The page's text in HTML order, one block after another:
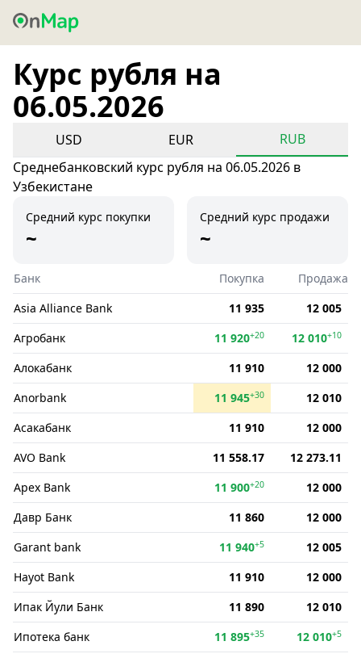
Курс рубля на
06.05.2026
USD EUR
RUB
Среднебанковский курс рубля на 06.05.2026 в
Узбекистане
Средний курс покупки
~
Средний курс продажи
~
Банк Покупка
Продажа
Asia Alliance Bank
11 935
12 005
Агробанк
11 920+20 12 010+10
Алокабанк 11 910
12 000
Anorbank
11 945+30
12 010
Асакабанк
11 910
12 000
AVO Bank
11 558.17
12 273.11
Apex Bank
11 900+20
12 000
Давр Банк
11 860
12 000
Garant bank
11 940+5
12 005
Hayot Bank
11 910
12 000
Ипак Йули Банк
11 890
12 010
Ипотека банк
11 895+35 12 010+5